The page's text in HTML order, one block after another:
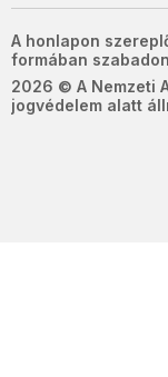
A honlapon
formában
2026 © A Nemzeti
jogvédelem alatt